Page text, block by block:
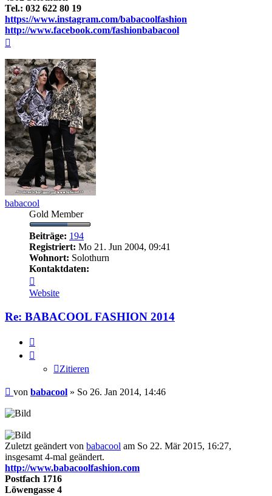
Tel.: 032 622 80 19
https://www.instagram.com/babacoolfashion
http://www.facebook.com/fashionbabacool
babacool
Gold Member
Beiträge: 194
Registriert: Mo 21. Jun 2004, 09:41
Wohnort: Solothurn
Kontaktdaten:
von
babacool
Website
Re: BABACOOL FASHION 2014
Zitieren
Beitrag
von babacool » So 26. Jan 2014, 14:46
Zuletzt geändert von babacool am So 22. Mär 2015, 16:27,
insgesamt 4-mal geändert.
http://www.babacoolfashion.com
Postfach 1716
Löwengasse 4